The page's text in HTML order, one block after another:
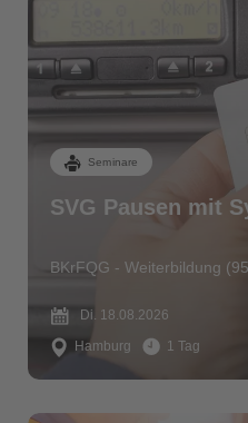
Seminare
SVG Pausen mit
BKrFQG - Weiterbildung
Di. 18.08.2026
Hamburg
1 Tag